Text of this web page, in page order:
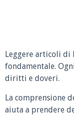
Leggere articoli di
fondamentale.
diritti e doveri.
La comprensione
aiuta a prendere